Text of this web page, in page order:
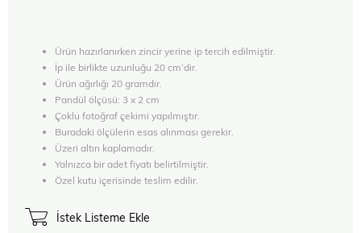
Ürün hazırlanırken zincir yerine ip tercih edilmiştir.
İp ile birlikte uzunluğu 20 cm’dir.
Ürün ağırlığı 20 gramdır.
Pandül ölçüsü: 3 x 2 cm
Çoklu fotoğraf çekimi yapılmıştır.
Buradaki ölçülerin esas alınması gerekir.
Üzeri altın kaplamadır.
Yalnızca bir adet fiyatı belirtilmiştir.
Özel kutu içerisinde teslim edilir.
İstek Listeme Ekle